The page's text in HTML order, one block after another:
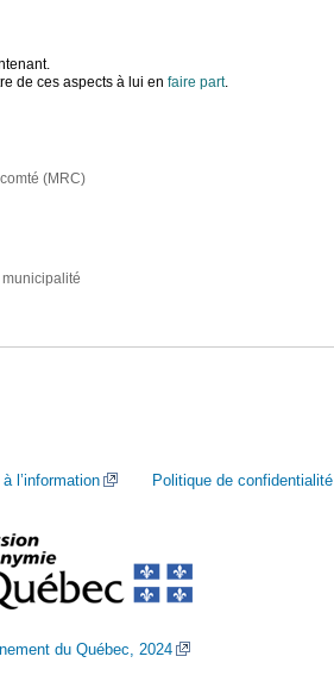
de ces aspects à lui en faire part.
(MRC)
l’information Politique de confidentialité
du Québec, 2024